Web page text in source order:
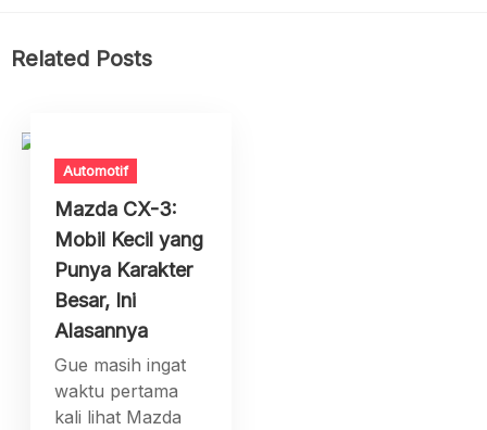
Related Posts
Automotif
Mazda CX-3:
Mobil Kecil yang
Punya Karakter
Besar, Ini
Alasannya
Gue masih ingat
waktu pertama
kali lihat Mazda